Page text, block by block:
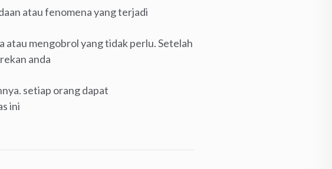
atau fenomena yang terjadi
atau mengobrol yang tidak perlu. Setelah
anda
setiap orang dapat
ini